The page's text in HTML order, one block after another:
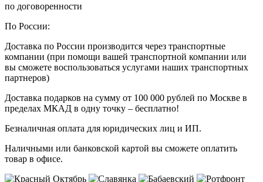
по договоренности
По России:
Доставка по России производится через транспортные
компании (при помощи вашей транспортной компании или
вы сможете воспользоваться услугами наших транспортных
партнеров)
Доставка подарков на сумму от 100 000 рублей по Москве в
пределах МКАД в одну точку – бесплатно!
Безналичная оплата для юридических лиц и ИП.
Наличными или банковской картой вы сможете оплатить
товар в офисе.